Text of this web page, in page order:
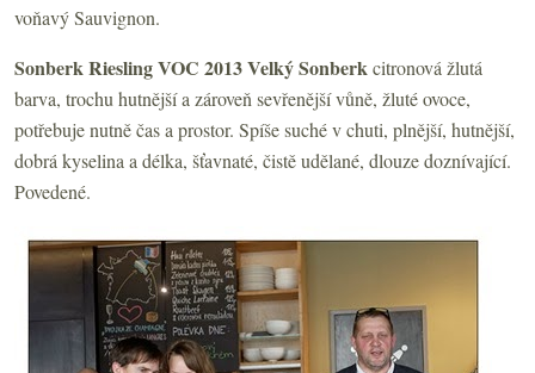
voňavý Sauvignon.
Sonberk Riesling VOC 2013 Velký Sonberkcitronová žlutá
barva, trochu hutnější a zároveň sevřenější vůně, žluté ovoce,
potřebuje nutně čas a prostor. Spíše suché v chuti, plnější, hutnější,
dobrá kyselina a délka, šťavnaté, čistě udělané, dlouze doznívající.
Povedené.